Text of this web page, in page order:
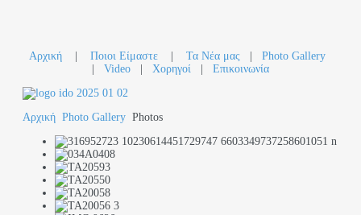
Αρχική Ποιοι Είμαστε Τα Νέα μας
Photo Gallery
Video Χορηγοί Επικοινωνία
Αρχική Photo Gallery Photos